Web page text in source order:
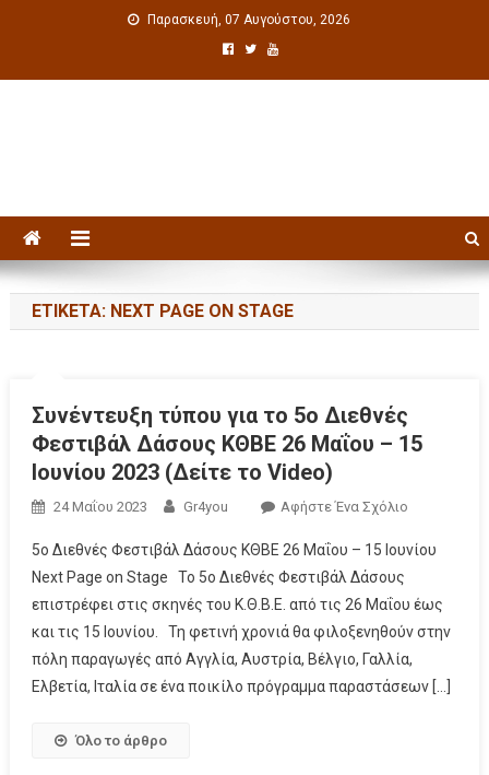
Παρασκευή, 07 Αυγούστου, 2026
ΕΤΙΚΈΤΑ: NEXT PAGE ON STAGE
Συνέντευξη τύπου για το 5ο Διεθνές
Φεστιβάλ Δάσους ΚΘΒΕ 26 Μαΐου – 15
Ιουνίου 2023 (Δείτε το Video)
24 Μαΐου 2023 Gr4you Αφήστε Ένα Σχόλιο
5ο Διεθνές Φεστιβάλ Δάσους ΚΘΒΕ 26 Μαΐου – 15 Ιουνίου
Next Page on Stage Το 5ο Διεθνές Φεστιβάλ Δάσους
επιστρέφει στις σκηνές του Κ.Θ.Β.Ε. από τις 26 Μαΐου έως
και τις 15 Ιουνίου. Τη φετινή χρονιά θα φιλοξενηθούν στην
πόλη παραγωγές από Αγγλία, Αυστρία, Βέλγιο, Γαλλία,
Ελβετία, Ιταλία σε ένα ποικίλο πρόγραμμα παραστάσεων […]
Όλο το άρθρο